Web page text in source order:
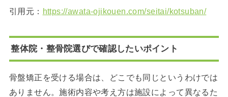
引用元： https://awata-ojikouen.com/seitai/kotsuban/
整体院・整骨院選びで確認したいポイント
骨盤矯正を受ける場合は、どこでも同じというわけでは
ありません。施術内容や考え方は施設によって異なるた